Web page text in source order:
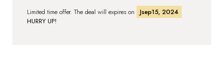
Limited time offer. The deal will expires on
Jsep15, 2024
HURRY UP!